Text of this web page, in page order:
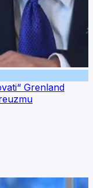
Grenland